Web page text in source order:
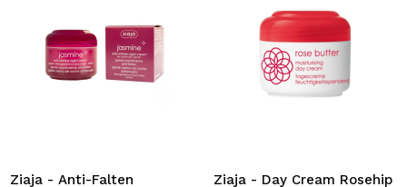
Ziaja - Anti-Falten
Ziaja - Day Cream Rosehip